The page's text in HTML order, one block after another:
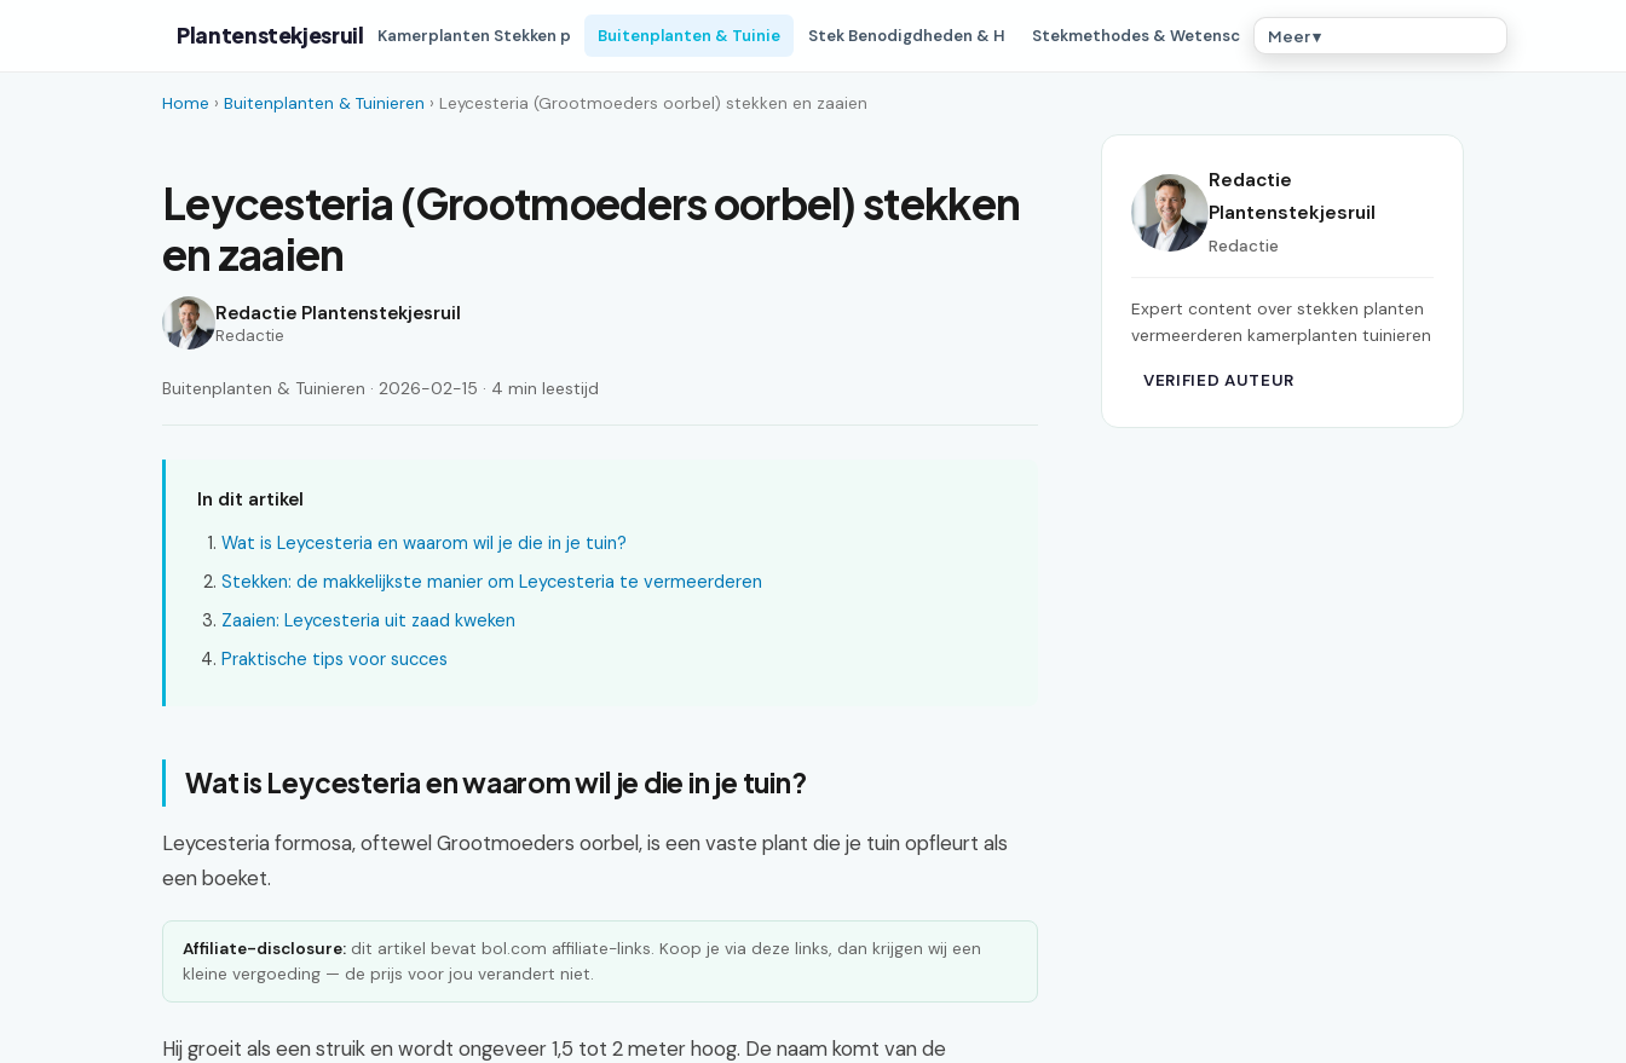
Plantenstekjesruil Kamerplanten Stekken p Buitenplanten & Tuinie Stek Benodigdheden & H Stekmethodes & Wetensc Meer ▾
Home › Buitenplanten & Tuinieren › Leycesteria (Grootmoeders oorbel) stekken en zaaien
Leycesteria (Grootmoeders oorbel) stekken
en zaaien
Redactie Plantenstekjesruil
Redactie
Buitenplanten & Tuinieren · 2026-02-15 · 4 min leestijd
In dit artikel
Wat is Leycesteria en waarom wil je die in je tuin?
Stekken: de makkelijkste manier om Leycesteria te vermeerderen
Zaaien: Leycesteria uit zaad kweken
Praktische tips voor succes
Wat is Leycesteria en waarom wil je die in je tuin?
Leycesteria formosa, oftewel Grootmoeders oorbel, is een vaste plant die je tuin opfleurt als
een boeket.
Affiliate-disclosure: dit artikel bevat bol.com affiliate-links. Koop je via deze links, dan krijgen wij een
kleine vergoeding — de prijs voor jou verandert niet.
Hij groeit als een struik en wordt ongeveer 1,5 tot 2 meter hoog. De naam komt van de
Redactie
Plantenstekjesruil
Redactie
Expert content over stekken planten
vermeerderen kamerplanten tuinieren
VERIFIED AUTEUR